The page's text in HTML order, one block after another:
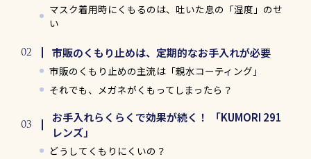
マスク着用時にくもるのは、吐いた息の「湿度」のせ
い
市販のくもり止めは、定期的なお手入れが必要
市販のくもり止めの主流は「親水コーティング」
それでも、メガネがくもってしまったら？
お手入れらくらくで効果が続く！ 「KUMORI 291
レンズ」
どうしてくもりにくいの？